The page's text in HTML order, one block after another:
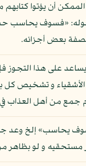
أن يؤتوا كتابهم
«فسوف يحاسب
بعض أجزائه.
يساعد على هذا التجوز
الأشقياء و تشخيص كل
جمع من أهل العذاب
يحاسب» إلخ وعد
مستحقيه و لو بظاهر